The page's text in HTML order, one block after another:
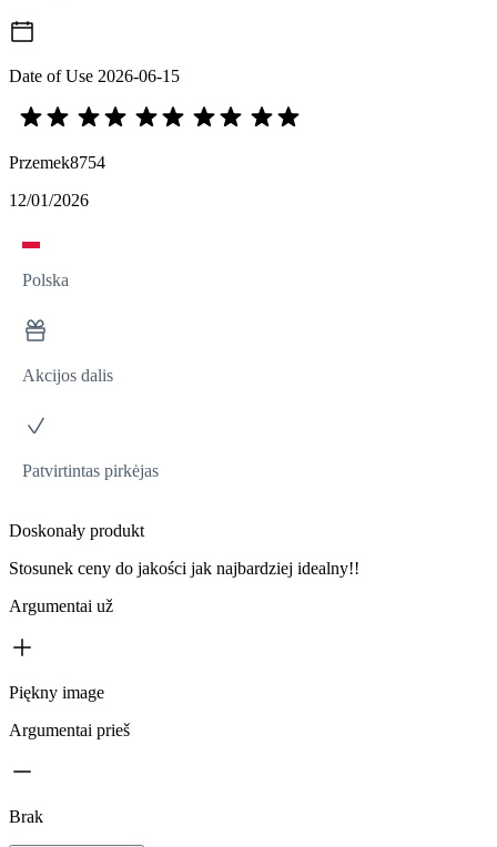
Date of Use 2026-06-15
Przemek8754
12/01/2026
Polska
Akcijos dalis
Patvirtintas pirkėjas
Doskonały produkt
Stosunek ceny do jakości jak najbardziej idealny!!
Argumentai už
Piękny image
Argumentai prieš
Brak